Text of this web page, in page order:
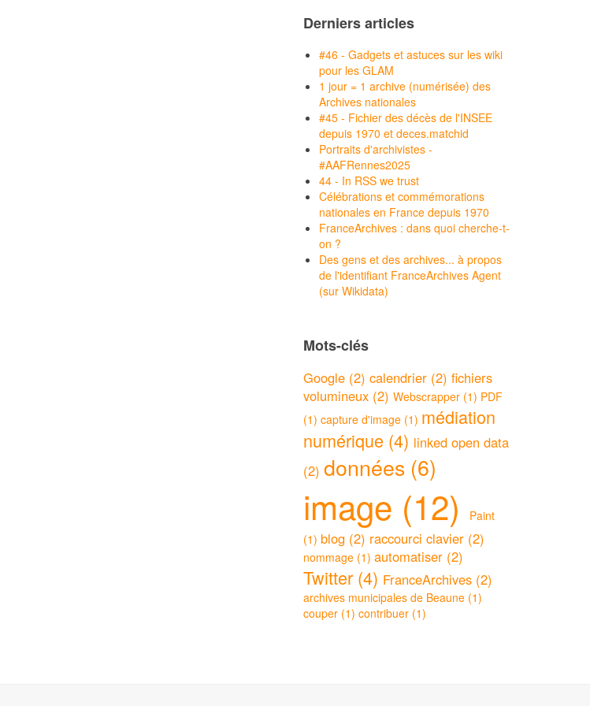
Derniers articles
#46 - Gadgets et astuces sur les wiki
pour les GLAM
1 jour = 1 archive (numérisée) des
Archives nationales
#45 - Fichier des décès de l'INSEE
depuis 1970 et deces.matchid
Portraits d'archivistes -
#AAFRennes2025
44 - In RSS we trust
Célébrations et commémorations
nationales en France depuis 1970
FranceArchives : dans quoi cherche-t-
on ?
Des gens et des archives... à propos
de l'identifiant FranceArchives Agent
(sur Wikidata)
Mots-clés
Google (2) calendrier (2) fichiers
volumineux (2) Webscrapper (1) PDF
(1) capture d'image (1) médiation
numérique (4) linked open data
(2) données (6)
image (12)
Paint
(1) blog (2) raccourci clavier (2)
nommage (1) automatiser (2)
Twitter (4) FranceArchives (2)
archives municipales de Beaune (1)
couper (1) contribuer (1)